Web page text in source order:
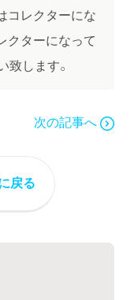
コレクターにな
クターになって
致します。
次の記事へ
戻る